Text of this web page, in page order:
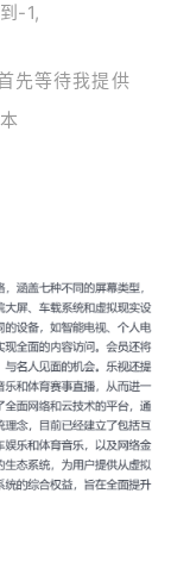
-1,
先等待我提供